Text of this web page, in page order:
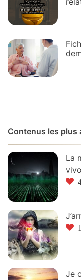
Contenus les plus
La
Je